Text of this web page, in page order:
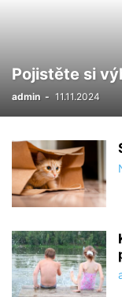
Pojistěte si
admin - 11.11.2024